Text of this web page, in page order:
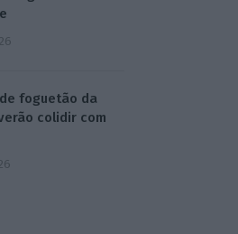
foguetão da
colidir com